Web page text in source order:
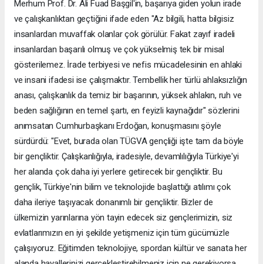
Merhum Prof. Dr. Ali Fuad Başgil'in, başarıya giden yolun irade
ve çalışkanlıktan geçtiğini ifade eden "Az bilgili, hatta bilgisiz
insanlardan muvaffak olanlar çok görülür. Fakat zayıf iradeli
insanlardan başarılı olmuş ve çok yükselmiş tek bir misal
gösterilemez. İrade terbiyesi ve nefis mücadelesinin en ahlaki
ve insani ifadesi ise çalışmaktır. Tembellik her türlü ahlaksızlığın
anası, çalışkanlık da temiz bir başarının, yüksek ahlakın, ruh ve
beden sağlığının en temel şartı, en feyizli kaynağıdır" sözlerini
anımsatan Cumhurbaşkanı Erdoğan, konuşmasını şöyle
sürdürdü: "Evet, burada olan TÜGVA gençliği işte tam da böyle
bir gençliktir. Çalışkanlığıyla, iradesiyle, devamlılığıyla Türkiye'yi
her alanda çok daha iyi yerlere getirecek bir gençliktir. Bu
gençlik, Türkiye'nin bilim ve teknolojide başlattığı atılımı çok
daha ileriye taşıyacak donanımlı bir gençliktir. Bizler de
ülkemizin yarınlarına yön tayin edecek siz gençlerimizin, siz
evlatlarımızın en iyi şekilde yetişmeniz için tüm gücümüzle
çalışıyoruz. Eğitimden teknolojiye, spordan kültür ve sanata her